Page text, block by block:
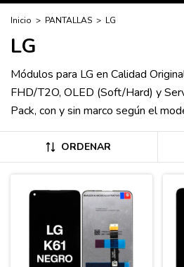
Inicio > PANTALLAS > LG
LG
Módulos para LG en Calidad
FHD/T2O, OLED (Soft/Hard) y
Pack, con y sin marco según el
ORDENAR